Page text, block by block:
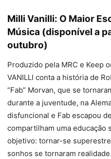
Milli Vanilli: O Maior
Música (disponível a
outubro)
Produzido pela MRC e Keep
VANILLI conta a história de
“Fab” Morvan, que se
durante a juventude, na
disfuncional e Fab escapou
compartilham uma educação
objetivo: tornar-se
sonhos se tornaram